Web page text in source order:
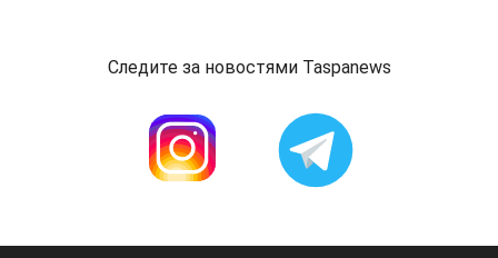
Следите за новостями Taspanews